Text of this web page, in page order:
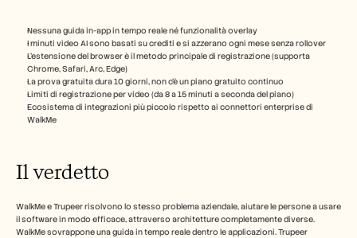
Nessuna guida in-app in tempo reale né funzionalità overlay
I minuti video AI sono basati su crediti e si azzerano ogni mese senza rollover
L'estensione del browser è il metodo principale di registrazione (supporta
Chrome, Safari, Arc, Edge)
La prova gratuita dura 10 giorni, non c'è un piano gratuito continuo
Limiti di registrazione per video (da 8 a 15 minuti a seconda del piano)
Ecosistema di integrazioni più piccolo rispetto ai connettori enterprise di
WalkMe
Il verdetto
WalkMe e Trupeer risolvono lo stesso problema aziendale, aiutare le persone a usare
il software in modo efficace, attraverso architetture completamente diverse.
WalkMe sovrappone una guida in tempo reale dentro le applicazioni. Trupeer